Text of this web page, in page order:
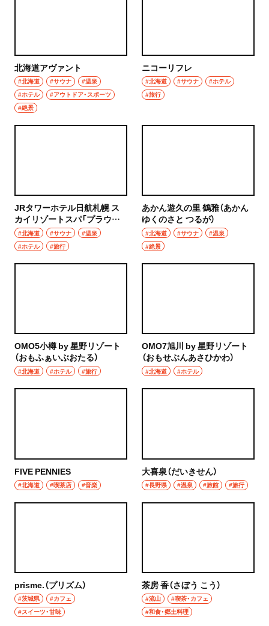
北海道アヴァント
#北海道 #サウナ
#温泉
#ホテル
#アウトドア・スポーツ
#絶景
ニコーリフレ
#北海道 #サウナ
#ホテル
#旅行
JRタワーホテル日航札幌 ス
カイリゾートスパ「プラウブ
ラン」
#北海道 #サウナ
#温泉
#ホテル
#旅行
あかん遊久の里 鶴雅（あかん
ゆくのさと つるが）
#北海道 #サウナ
#温泉
#絶景
OMO5小樽 by 星野リゾート
（おもふぁいぶおたる）
#北海道 #ホテル #旅行
OMO7旭川 by 星野リゾート
（おもせぶんあさひかわ）
#北海道 #ホテル
FIVE PENNIES
#北海道 #喫茶店 #音楽
大喜泉（だいきせん）
#長野県 #温泉 #旅館 #旅行
prisme.（プリズム）
#茨城県
#カフェ
#スイーツ・甘味
茶房 香（さぼう こう）
#流山
#喫茶・カフェ
#和食・郷土料理